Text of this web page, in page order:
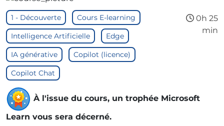
À l'issue du cours, un trophée Microsoft
Learn vous sera décerné.
1 - Découverte Cours E-learning
Intelligence Artificielle Edge
IA générative Copilot (licence)
Copilot Chat
0h 25
min